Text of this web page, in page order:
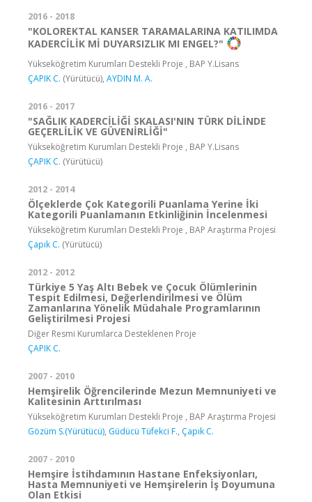
2016 - 2018
"KOLOREKTAL KANSER TARAMALARINA KATILIMDA
KADERCİLİK Mİ DUYARSIZLIK MI ENGEL?"
Yükseköğretim Kurumları Destekli Proje , BAP Y.Lisans
ÇAPIK C. (Yürütücü), AYDIN M. A.
2016 - 2017
"SAĞLIK KADERCİLİĞİ SKALASI'NIN TÜRK DİLİNDE
GEÇERLİLİK VE GÜVENİRLİĞİ"
Yükseköğretim Kurumları Destekli Proje , BAP Y.Lisans
ÇAPIK C. (Yürütücü)
2012 - 2014
Ölçeklerde Çok Kategorili Puanlama Yerine İki
Kategorili Puanlamanın Etkinliğinin İncelenmesi
Yükseköğretim Kurumları Destekli Proje , BAP Araştırma Projesi
Çapık C. (Yürütücü)
2012 - 2012
Türkiye 5 Yaş Altı Bebek ve Çocuk Ölümlerinin
Tespit Edilmesi, Değerlendirilmesi ve Ölüm
Zamanlarına Yönelik Müdahale Programlarının
Geliştirilmesi Projesi
Diğer Resmi Kurumlarca Desteklenen Proje
ÇAPIK C.
2007 - 2010
Hemşirelik Öğrencilerinde Mezun Memnuniyeti ve
Kalitesinin Arttırılması
Yükseköğretim Kurumları Destekli Proje , BAP Araştırma Projesi
Gözüm S.(Yürütücü), Güdücü Tüfekci F., Çapık C.
2007 - 2010
Hemşire İstihdamının Hastane Enfeksiyonları,
Hasta Memnuniyeti ve Hemşirelerin İş Doyumuna
Olan Etkisi